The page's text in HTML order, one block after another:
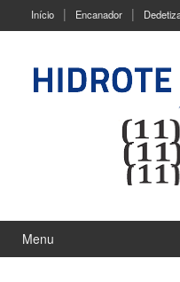
Início Encanador
Menu